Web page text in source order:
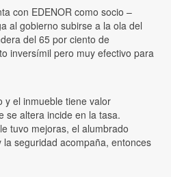
con EDENOR como socio –
al gobierno subirse a la ola del
del 65 por ciento de
inversímil pero muy efectivo para
y el inmueble tiene valor
se altera incide en la tasa.
tuvo mejoras, el alumbrado
seguridad acompaña, entonces